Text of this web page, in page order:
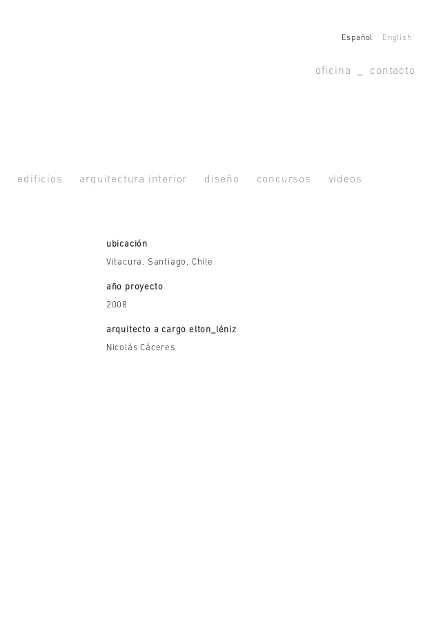
Español English
contacto
oficina
edificios arquitectura interior diseño concursos videos
ubicación
Vitacura, Santiago, Chile
año proyecto
2008
arquitecto a cargo elton_léniz
Nicolás Cáceres